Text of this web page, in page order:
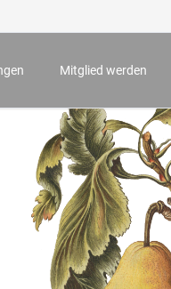
und Kunst
Mitglied werden